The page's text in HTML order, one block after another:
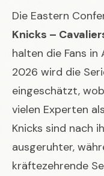
Die Eastern
Knicks –
halten die Fans
2026 wird die
eingeschätzt,
vielen Experten
Knicks sind nach
ausgeruhter,
kräftezehrende